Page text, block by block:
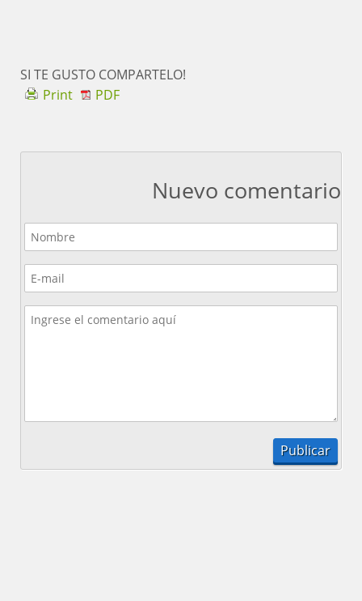
SI TE GUSTO COMPARTELO!
Print
PDF
Nuevo comentario